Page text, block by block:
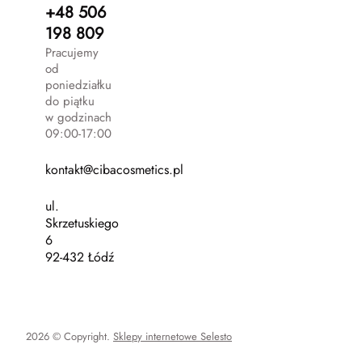
+48 506
198 809
Pracujemy
od
poniedziałku
do piątku
w godzinach
09:00-17:00
kontakt@cibacosmetics.pl
ul.
Skrzetuskiego
6
92-432 Łódź
2026 © Copyright. Sklepy internetowe Selesto